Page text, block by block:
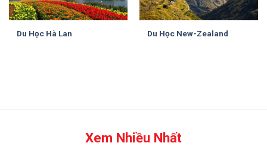
Du Học Hà Lan Du Học New-Zealand
Xem Nhiều Nhất